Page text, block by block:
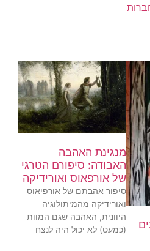
מנגינת האהבה
האבודה: סיפורם הטרגי
של אורפאוס ואורידיקה
סיפור אהבתם של אורפיאוס
ואורידיקה מהמיתולוגיה
היוונית, האהבה שגם המוות
(כמעט) לא יכול היה לנצח